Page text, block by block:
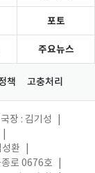
포토
주요뉴스
책 고충처리
장 : 김기성
환
로 0676호